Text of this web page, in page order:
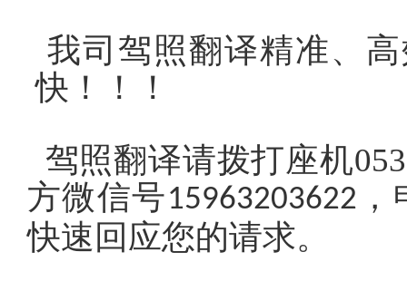
我司驾照翻译精准、
快！！！
驾照翻译请拨打座机
方微信号15963203622
快速回应您的请求。